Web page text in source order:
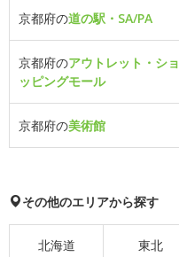
京都府の道の駅・SA/PA
京都府のアウトレット・ショ
ッピングモール
京都府の美術館
その他のエリアから探す
北海道 東北